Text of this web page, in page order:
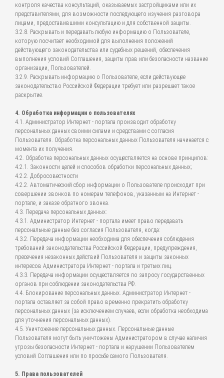
контроля качества консультаций, оказываемых застройщиками или их
представителями, для возможности последующего изучения разговора
лицами, предоставившими консультацию и для собственной защиты.
3.2.8. Раскрывать и передавать любую информацию о Пользователе,
которую посчитает необходимой для выполнения положений
действующего законодательства или судебных решений, обеспечения
выполнения условий Соглашения, защиты прав или безопасности название
организации, Пользователей.
3.2.9. Раскрывать информацию о Пользователе, если действующее
законодательство Российской Федерации требует или разрешает такое
раскрытие.
4. Обработка информации о пользователях
4.1. Администратор Интернет - портала производит обработку
персональных данных своими силами и средствами с согласия
Пользователя. Обработка персональных данных Пользователя начинается с
момента их получения.
4.2. Обработка персональных данных осуществляется на основе принципов:
4.2.1. Законности целей и способов обработки персональных данных;
4.2.2. Добросовестности
4.2.2. Автоматический сбор информации о Пользователе происходит при
совершении звонков по номерам телефонов, указанным на Интернет -
портале, и заказе обратного звонка.
4.3. Передача персональных данных:
4.3.1. Администратор Интернет - портала имеет право передавать
персональные данные без согласия Пользователя, когда:
4.3.2. Передача информации необходима для обеспечения соблюдения
требований законодательства Российской Федерации, предупреждения,
пресечения незаконных действий Пользователя и защиты законных
интересов Администратора Интернет - портала и третьих лиц.
4.3.3. Передача информации осуществляется по запросу государственных
органов при соблюдении законодательства РФ.
4.4. Блокирование персональных данных. Администратор Интернет -
портала оставляет за собой право временно прекратить обработку
персональных данных (за исключением случаев, если обработка необходима
для уточнения персональных данных).
4.5. Уничтожение персональных данных. Персональные данные
Пользователя могут быть уничтожены Администратором в случае наличия
угрозы безопасности Интернет - портала и нарушении Пользователем
условий Соглашения или по просьбе самого Пользователя.
5. Права пользователей